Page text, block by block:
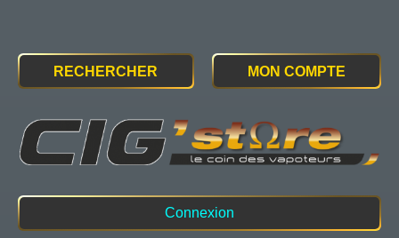
RECHERCHER MON COMPTE
Connexion